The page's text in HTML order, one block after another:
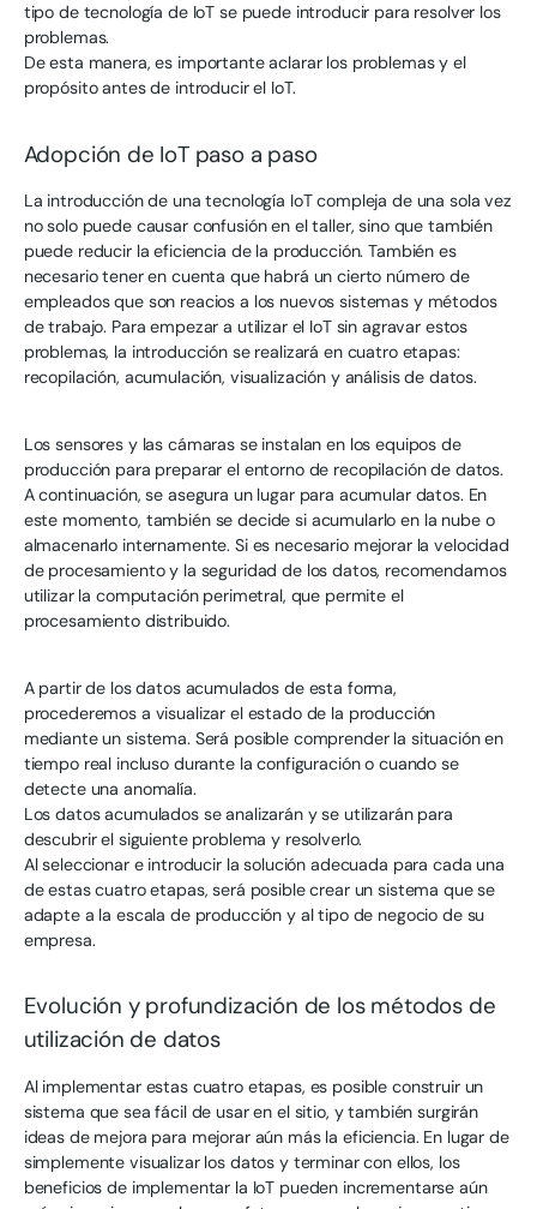
tipo de tecnología de IoT se puede introducir para resolver los
problemas.
De esta manera, es importante aclarar los problemas y el
propósito antes de introducir el IoT.
Adopción de IoT paso a paso
La introducción de una tecnología IoT compleja de una sola vez
no solo puede causar confusión en el taller, sino que también
puede reducir la eficiencia de la producción. También es
necesario tener en cuenta que habrá un cierto número de
empleados que son reacios a los nuevos sistemas y métodos
de trabajo. Para empezar a utilizar el IoT sin agravar estos
problemas, la introducción se realizará en cuatro etapas:
recopilación, acumulación, visualización y análisis de datos.
Los sensores y las cámaras se instalan en los equipos de
producción para preparar el entorno de recopilación de datos.
A continuación, se asegura un lugar para acumular datos. En
este momento, también se decide si acumularlo en la nube o
almacenarlo internamente. Si es necesario mejorar la velocidad
de procesamiento y la seguridad de los datos, recomendamos
utilizar la computación perimetral, que permite el
procesamiento distribuido.
A partir de los datos acumulados de esta forma,
procederemos a visualizar el estado de la producción
mediante un sistema. Será posible comprender la situación en
tiempo real incluso durante la configuración o cuando se
detecte una anomalía.
Los datos acumulados se analizarán y se utilizarán para
descubrir el siguiente problema y resolverlo.
Al seleccionar e introducir la solución adecuada para cada una
de estas cuatro etapas, será posible crear un sistema que se
adapte a la escala de producción y al tipo de negocio de su
empresa.
Evolución y profundización de los métodos de
utilización de datos
Al implementar estas cuatro etapas, es posible construir un
sistema que sea fácil de usar en el sitio, y también surgirán
ideas de mejora para mejorar aún más la eficiencia. En lugar de
simplemente visualizar los datos y terminar con ellos, los
beneficios de implementar la IoT pueden incrementarse aún